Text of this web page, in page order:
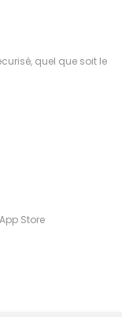
quel que soit le
Store